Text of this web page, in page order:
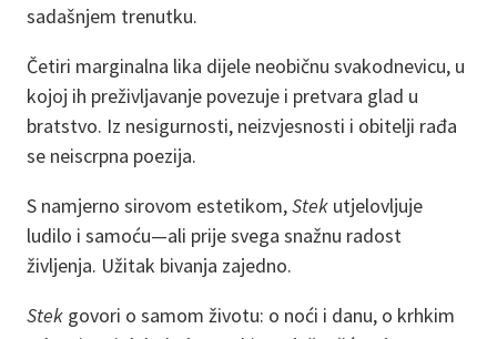
sadašnjem trenutku.
Četiri marginalna lika dijele neobičnu svakodnevicu, u
kojoj ih preživljavanje povezuje i pretvara glad u
bratstvo. Iz nesigurnosti, neizvjesnosti i obitelji rađa
se neiscrpna poezija.
S namjerno sirovom estetikom,Stek utjelovljuje
ludilo i samoću—ali prije svega snažnu radost
življenja. Užitak bivanja zajedno.
Stek govori o samom životu: o noći i danu, o krhkim